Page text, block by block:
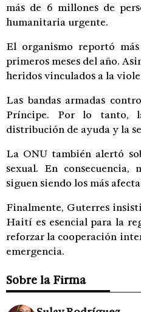
más de 6 millones de
humanitaria urgente.
El organismo reportó
primeros meses del año.
heridos vinculados a la
Las bandas armadas
Príncipe. Por lo tanto,
distribución de ayuda y la
La ONU también alertó
sexual. En consecuencia,
siguen siendo los más
Finalmente, Guterres
Haití es esencial para la
reforzar la cooperación
emergencia.
Sobre la Firma